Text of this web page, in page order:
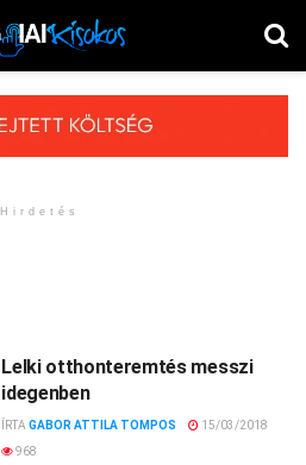
Hirdetés
Lelki otthonteremtés messzi
idegenben
ÍRTA GABOR ATTILA TOMPOS
15/03/2018
968